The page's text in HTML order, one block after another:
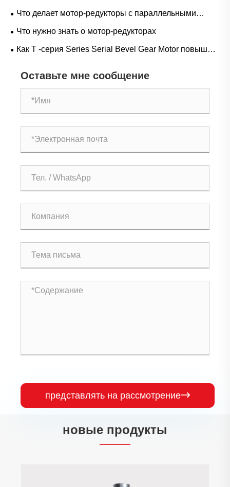
для подъемника?
Что делает мотор-редукторы с параллельными
валами серии P идеальными для промышленного
Что нужно знать о мотор-редукторах
Как T -серия Series Serial Bevel Gear Motor повышает
Оставьте мне сообщение
представлять на рассмотрение
новые продукты